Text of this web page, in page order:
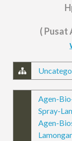
( Pusat
Agen-
Spray-
Agen-